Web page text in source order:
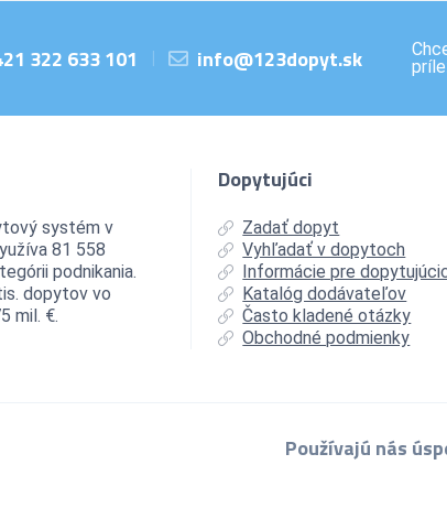
322 633 101 info@123dopyt.sk
systém v
81 558
podnikania.
dopytov vo
mil. €.
Dopytujúci
Zadať dopyt
Vyhľadať v dopytoch
Informácie pre
Katalóg dodávateľov
Často kladené otázky
Obchodné podmienky
Používajú nás